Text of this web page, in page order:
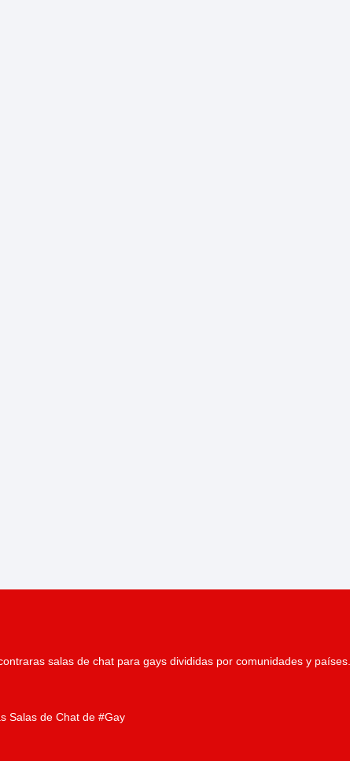
salas de chat para gays divididas por comunidades y países.
Salas de Chat de #Gay